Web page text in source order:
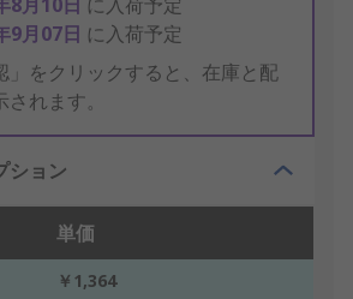
8月10日 に入荷予定
9月07日 に入荷予定
」をクリックすると、在庫と配
れます。
ション
単価
￥1,364